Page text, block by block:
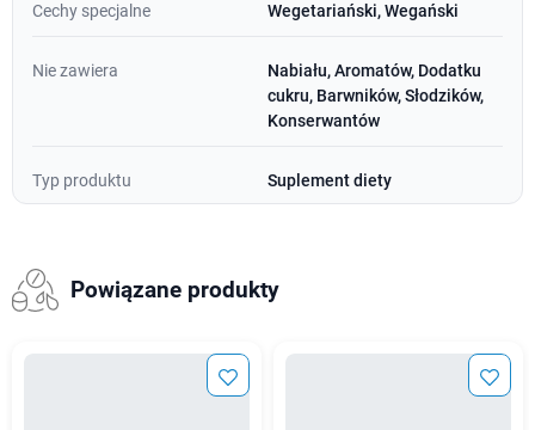
Cechy specjalne Wegetariański, Wegański
Nie zawiera
Nabiału, Aromatów, Dodatku
cukru, Barwników, Słodzików,
Konserwantów
Typ produktu Suplement diety
Powiązane produkty